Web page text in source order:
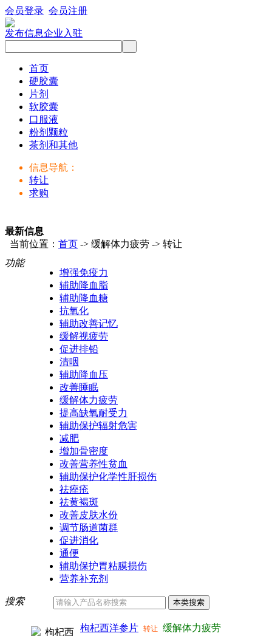
会员登录 会员注册
发布信息企业入驻
首页
硬胶囊
片剂
软胶囊
口服液
粉剂颗粒
茶剂和其他
信息导航：
转让
求购
最新信息
当前位置： 首页 -> 缓解体力疲劳 -> 转让
功能
增强免疫力
辅助降血脂
辅助降血糖
抗氧化
辅助改善记忆
缓解视疲劳
促进排铅
清咽
辅助降血压
改善睡眠
缓解体力疲劳
提高缺氧耐受力
辅助保护辐射危害
减肥
增加骨密度
改善营养性贫血
辅助保护化学性肝损伤
祛痤疮
祛黄褐斑
改善皮肤水份
调节肠道菌群
促进消化
通便
辅助保护胃粘膜损伤
营养补充剂
搜索
枸杞西洋参片 转让 缓解体力疲劳